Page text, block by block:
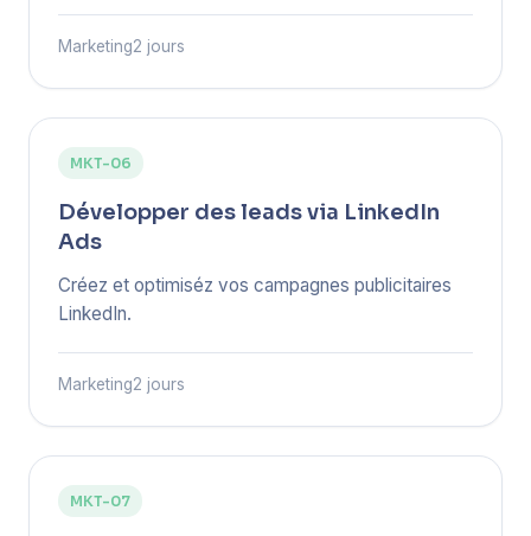
Marketing2 jours
MKT-06
Développer des leads via LinkedIn
Ads
Créez et optimiséz vos campagnes publicitaires
LinkedIn.
Marketing2 jours
MKT-07